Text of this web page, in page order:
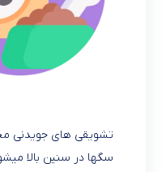
تشویقی های جویدنی
سگها در سنین بالا